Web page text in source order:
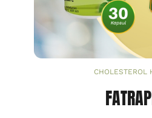
CHOLESTEROL